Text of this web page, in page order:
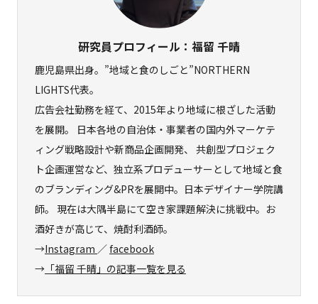
研究員プロフィール：福留 千晴
鹿児島県出身。”地域と食のしごと”NORTHERN
LIGHTS代表。
広告会社勤務を経て、2015年より地域に根ざした活動
を展開。 日本各地の自治体・事業者の国内外マーケテ
ィング戦略設計や新商品企画開発、 共創型プロジェク
ト企画運営など、独立系プロデューサーとして地域と食
のブランディング&PRを展開中。日本デザイナー学院講
師。 現在は大隅半島にて空き家課題解決に挑戦中。お
酒好きが高じて、焼酎利酒師。
→Instagram ／facebook
→ 「福留 千晴」の記事一覧を見る